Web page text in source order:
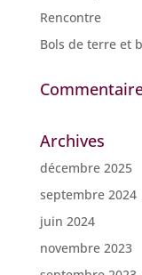
Rencontre
Bols de terre et
Archives
décembre 2025
septembre 2024
juin 2024
novembre 2023